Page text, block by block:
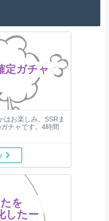
定ガチャ
はお楽しみ。SSRま
チャです。4時間
を
したー